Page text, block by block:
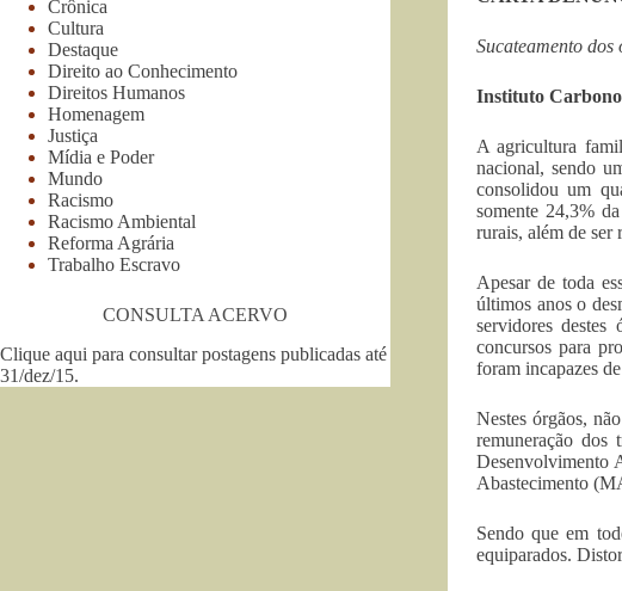
Sucateamento
Instituto
A agricultura
nacional, sendo
consolidou um
somente 24,3%
rurais, além de ser
Apesar de toda
últimos anos o
servidores destes
concursos para
foram incapazes
Nestes órgãos,
remuneração
Desenvolvimento
Abastecimento
Sendo que em
equiparados.
Crônica
Cultura
Destaque
Direito ao Conhecimento
Direitos Humanos
Homenagem
Justiça
Mídia e Poder
Mundo
Racismo
Racismo Ambiental
Reforma Agrária
Trabalho Escravo
CONSULTA ACERVO
Clique aqui para consultar postagens publicadas até
31/dez/15.